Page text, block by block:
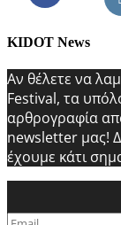
KIDOT News
Αν θέλετε να
Festival, τα
αρθρογραφία
newsletter μας!
έχουμε κάτι